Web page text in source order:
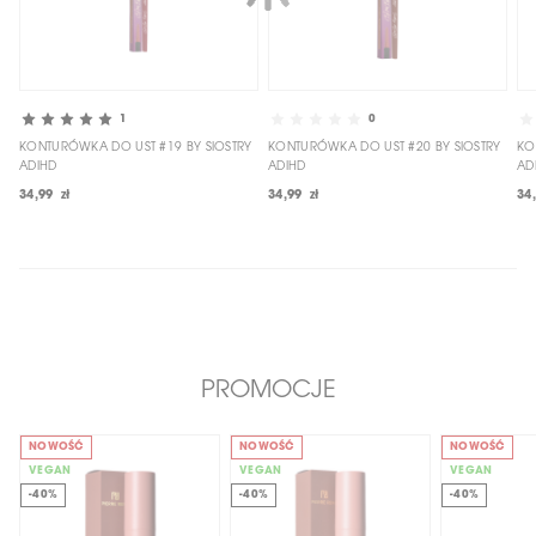
1
KONTURÓWKA DO UST #19 BY SIOSTRY
ADIHD
34,99 zł
0
KONTURÓWKA DO UST #20 BY SIOSTRY
ADIHD
34,99 zł
PROMOCJE
NOWOŚĆ
VEGAN
-40%
NOWOŚĆ
VEGAN
-40%
NOWOŚĆ
VEGAN
-40%